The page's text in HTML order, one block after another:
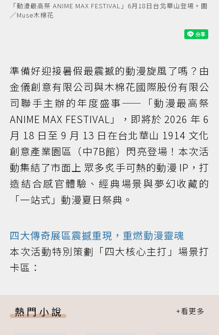
「動漫最高祭 ANIME MAX FESTIVAL」6月18日台北華山登場。圖
／Muse木棉花
準備好迎接暑假最震撼的動漫旋風了嗎？由
金儀創意有限公司與木棉花國際股份有限公
司聯手主辦的年度盛事——「動漫最高祭
ANIME MAX FESTIVAL」，即將於 2026 年 6
月 18 日至 9 月 13 日在台北華山 1914 文化
創意產業園區（中7B館）閃亮登場！本次活
動集結了市面上 眾多炙手可熱的動漫 IP，打
造結合感官體驗、經典場景與夢幻收藏的
「一站式」動漫夏日祭典。
四大傳奇展區震撼重現，重燃動漫靈魂
本次活動特別策劃「四大核心主打」場景打
卡區：
熱門小說